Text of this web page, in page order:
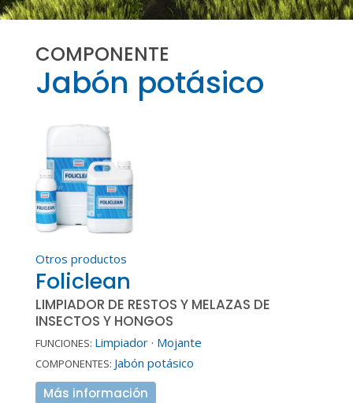
COMPONENTE
Jabón potásico
Otros productos
Foliclean
LIMPIADOR DE RESTOS Y MELAZAS DE
INSECTOS Y HONGOS
FUNCIONES: Limpiador· Mojante
COMPONENTES: Jabón potásico
Más información